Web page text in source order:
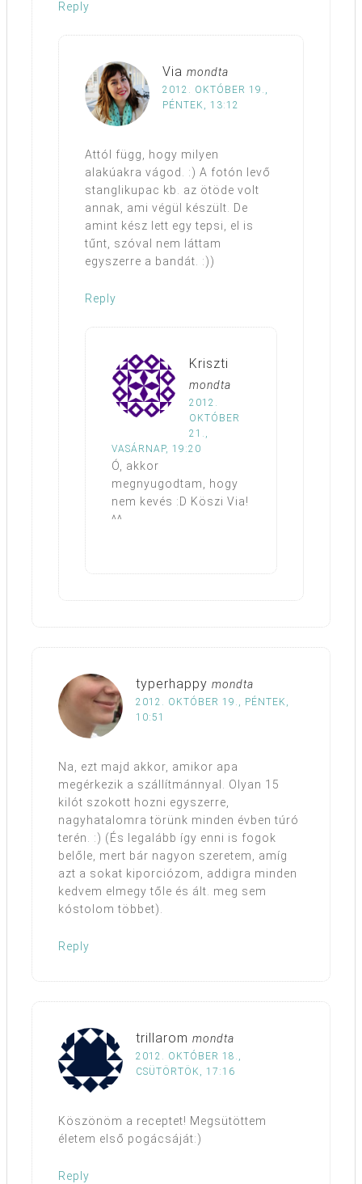
Reply
Via mondta
2012. OKTÓBER 19.,
PÉNTEK, 13:12
Attól függ, hogy milyen
alakúakra vágod. :) A fotón levő
stanglikupac kb. az ötöde volt
annak, ami végül készült. De
amint kész lett egy tepsi, el is
tűnt, szóval nem láttam
egyszerre a bandát. :))
Reply
Kriszti
mondta
2012.
OKTÓBER
21.,
VASÁRNAP, 19:20
Ó, akkor
megnyugodtam, hogy
nem kevés :D Köszi Via!
^^
typerhappy mondta
2012. OKTÓBER 19., PÉNTEK,
10:51
Na, ezt majd akkor, amikor apa
megérkezik a szállítmánnyal. Olyan 15
kilót szokott hozni egyszerre,
nagyhatalomra törünk minden évben túró
terén. :) (És legalább így enni is fogok
belőle, mert bár nagyon szeretem, amíg
azt a sokat kiporciózom, addigra minden
kedvem elmegy tőle és ált. meg sem
kóstolom többet).
Reply
trillarom mondta
2012. OKTÓBER 18.,
CSÜTÖRTÖK, 17:16
Köszönöm a receptet! Megsütöttem
életem első pogácsáját:)
Reply